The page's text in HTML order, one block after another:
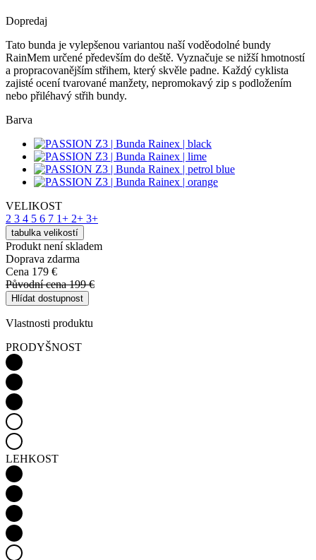
Dopredaj
Tato bunda je vylepšenou variantou naší voděodolné bundy
RainMem určené především do deště. Vyznačuje se nižší hmotností
a propracovanějším střihem, který skvěle padne. Každý cyklista
zajisté ocení tvarované manžety, nepromokavý zip s podložením
nebo přiléhavý střih bundy.
Barva
VELIKOST
2 3 4 5 6 7 1+ 2+ 3+
tabulka velikostí
Produkt není skladem
Doprava zdarma
Cena 179 €
Původní cena199 €
Hlídat dostupnost
Vlastnosti produktu
PRODYŠNOST
LEHKOST